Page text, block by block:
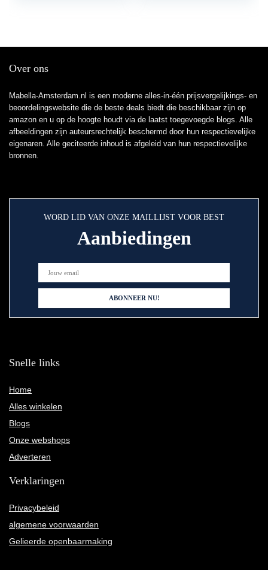
Over ons
Mabella-Amsterdam.nl is een moderne alles-in-één prijsvergelijkings- en
beoordelingswebsite die de beste deals biedt die beschikbaar zijn op
amazon en u op de hoogte houdt via de laatst toegevoegde blogs. Alle
afbeeldingen zijn auteursrechtelijk beschermd door hun respectievelijke
eigenaren. Alle geciteerde inhoud is afgeleid van hun respectievelijke
bronnen.
WORD LID VAN ONZE MAILLIJST VOOR BEST
Aanbiedingen
Snelle links
Home
Alles winkelen
Blogs
Onze webshops
Adverteren
Verklaringen
Privacybeleid
algemene voorwaarden
Gelieerde openbaarmaking